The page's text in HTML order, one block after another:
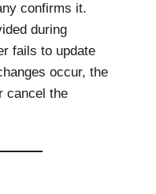
confirms it.
during
fails to update
occur, the
cancel the